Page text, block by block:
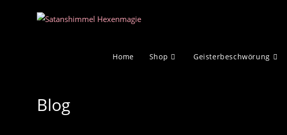
Home Shop Geisterbeschwörung
Blog